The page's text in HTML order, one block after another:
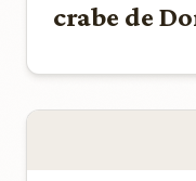
crabe de